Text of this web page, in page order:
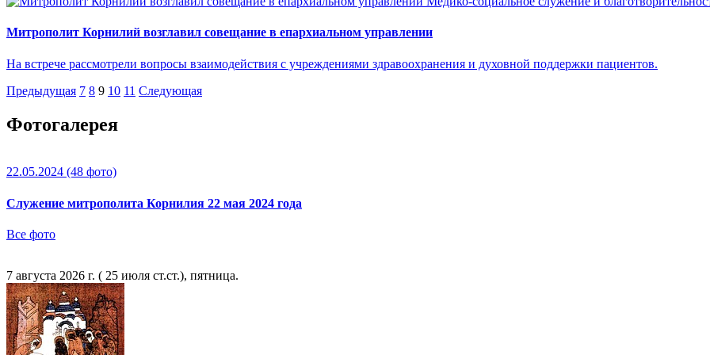
Митрополит Корнилий возглавил совещание в епархиальном управлении
На встрече рассмотрели вопросы взаимодействия с учреждениями здравоохранения и духовной поддержки пациентов.
Предыдущая 7 8 9 10 11 Следующая
Фотогалерея
22.05.2024 (48 фото)
Служение митрополита Корнилия 22 мая 2024 года
Все фото
7 августа 2026 г. ( 25 июля ст.ст.), пятница.